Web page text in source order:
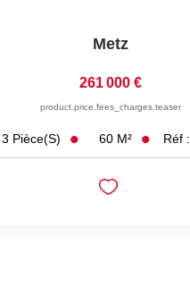
Metz
261 000 €
product.price.fees_charges.teaser
3 Pièce(s) 60 M² Réf :